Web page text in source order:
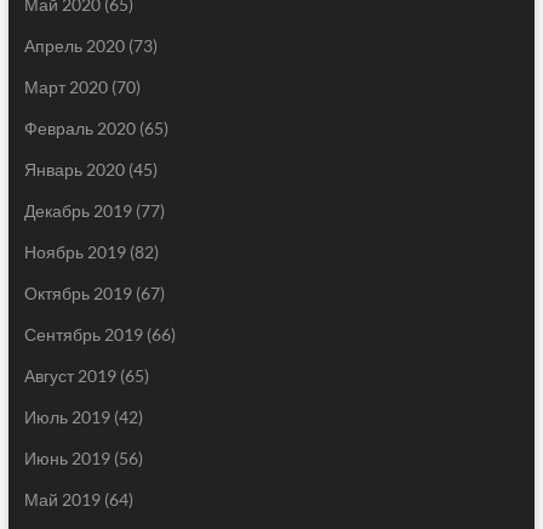
Апрель 2020(73)
Март 2020(70)
Февраль 2020(65)
Январь 2020(45)
Декабрь 2019(77)
Ноябрь 2019(82)
Октябрь 2019(67)
Сентябрь 2019(66)
Август 2019(65)
Июль 2019(42)
Июнь 2019(56)
Май 2019(64)